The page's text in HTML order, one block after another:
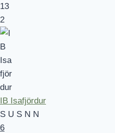
13
2
IB Isafjördur
S U S N N
6